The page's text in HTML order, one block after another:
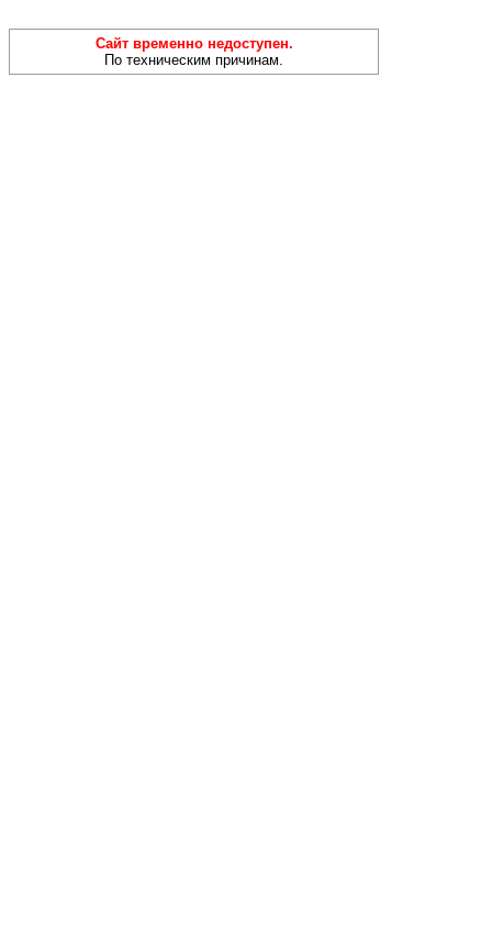
Сайт временно недоступен.
По техническим причинам.